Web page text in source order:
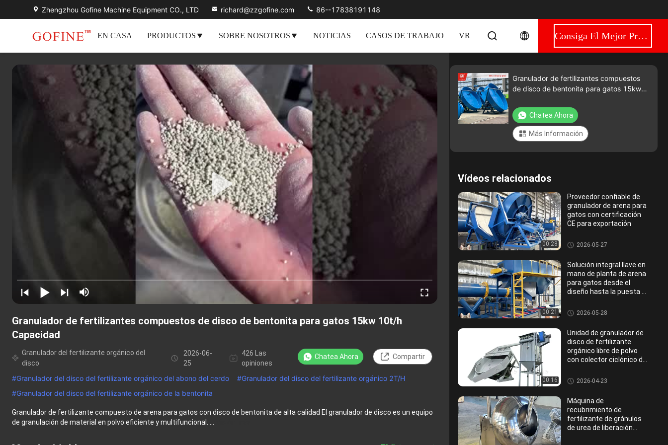
Zhengzhou Gofine Machine Equipment CO., LTD richard@zzgofine.com 86--17838191148
EN CASA PRODUCTOS SOBRE NOSOTROS NOTICIAS CASOS DE TRABAJO VR Consiga El Mejor Precio
Granulador de fertilizantes compuestos de disco de bentonita para gatos 15kw 10t/h
Capacidad
Granulador del fertilizante orgánico del
disco
2026-06-
25
426 Las
opiniones
Chatea Ahora Compartir
#Granulador del disco del fertilizante orgánico del abono del cerdo #Granulador del disco del fertilizante orgánico 2T/H
#Granulador del disco del fertilizante orgánico de la bentonita
Granulador de fertilizante compuesto de arena para gatos con disco de bentonita de alta calidad El granulador de disco es un equipo
de granulación de material en polvo eficiente y multifuncional. ...
Granulador de fertilizantes compuestos
de disco de bentonita para gatos 15kw
Chatea Ahora
Más Información
Vídeos relacionados
00:28
Proveedor confiable de
granulador de arena para
gatos con certificación
CE para exportación
Granulador del fertilizante org
ánico del disco
2026-05-27
00:21
Solución integral llave en
mano de planta de arena
para gatos desde el
diseño hasta la puesta en
Granulador del fertilizante org
ánico del disco
2026-05-28
00:16
Unidad de granulador de
disco de fertilizante
orgánico libre de polvo
con colector ciclónico de
Granulador del fertilizante org
ánico del disco
2026-04-23
Máquina de
recubrimiento de
fertilizante de gránulos
de urea de liberación